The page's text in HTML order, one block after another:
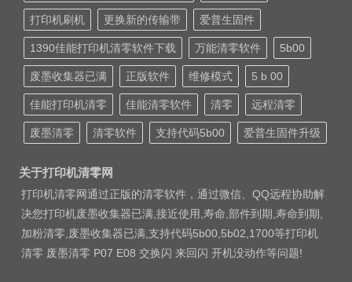
打印机刷机 更换新的传输带 爱普生固件
1390佳能打印机清零软件下载 万能清零软件 5b00
废墨收集器已满 正版软件 维修模式 5 b 00
佳能打印机清零 佳能清零软件 清零 远程清零
废墨清零 清零软件 支持代码5b00 爱普生固件升级
关于打印机清零网
打印机清零网通过正版的清零软件，通过微信、QQ远程协助解
决您打印机废墨收集器已满,接近使用,寿命,部件到期,寿命到期,
加粉清零,废墨收集器已满,支持代码5b00,5b02,1700等打印机
清零 废墨清零 P07 E08 交换闪 来回闪 开机没动作等问题!